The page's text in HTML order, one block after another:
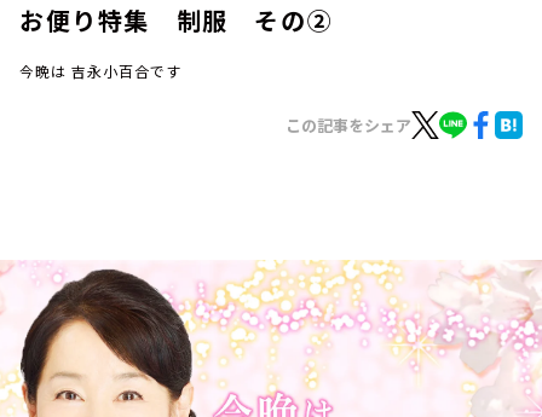
TBS Podcast
お知らせ
イベント・グッズ
YouTube
会社情報
お便り特集 制服 その②
今晩は 吉永小百合です
この記事をシェア